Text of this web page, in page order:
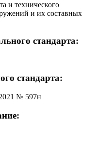
и технического
и их составных
стандарта:
стандарта:
№ 597н